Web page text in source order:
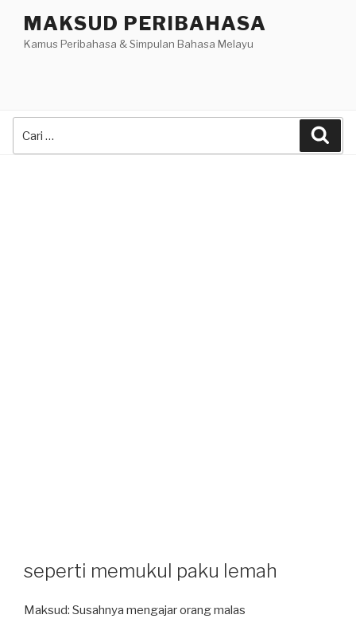
content
MAKSUD PERIBAHASA
Kamus Peribahasa & Simpulan Bahasa Melayu
seperti memukul paku lemah
Maksud: Susahnya mengajar orang malas